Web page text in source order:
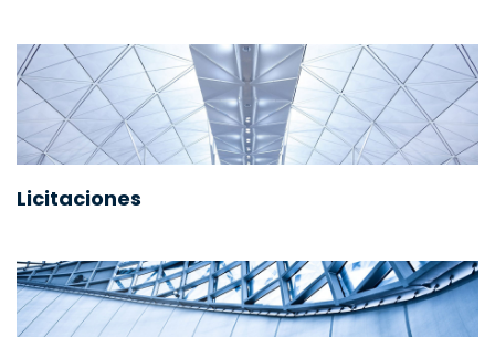
Licitaciones